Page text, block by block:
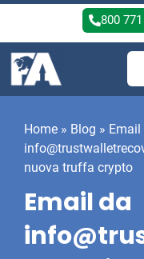
800
Home » Blog » Email
nuova truffa crypto
Email da